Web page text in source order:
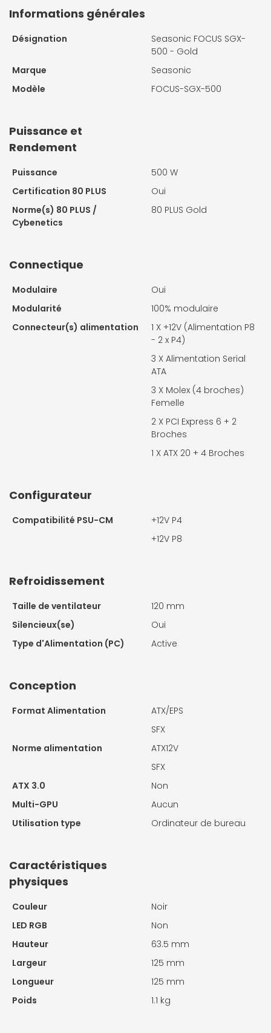
Informations générales
Désignation
Seasonic FOCUS SGX-
500 - Gold
Marque
Seasonic
Modèle
FOCUS-SGX-500
Puissance et
Rendement
Puissance
500 W
Certification 80 PLUS
Oui
Norme(s) 80 PLUS /
Cybenetics
80 PLUS Gold
Connectique
Modulaire
Oui
Modularité
100% modulaire
Connecteur(s) alimentation
1 X +12V (Alimentation P8
- 2 x P4)
3 X Alimentation Serial
ATA
3 X Molex (4 broches)
Femelle
2 X PCI Express 6 + 2
Broches
1 X ATX 20 + 4 Broches
Configurateur
Compatibilité PSU-CM
+12V P4
+12V P8
Refroidissement
Taille de ventilateur
120 mm
Silencieux(se)
Oui
Type d'Alimentation (PC)
Active
Conception
Format Alimentation
ATX/EPS
SFX
Norme alimentation
ATX12V
SFX
ATX 3.0
Non
Multi-GPU
Aucun
Utilisation type
Ordinateur de bureau
Caractéristiques
physiques
Couleur
Noir
LED RGB
Non
Hauteur
63.5 mm
Largeur
125 mm
Longueur
125 mm
Poids
1.1 kg